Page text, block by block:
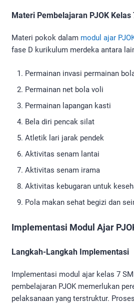
Materi Pembelajaran PJOK Kelas
Materi pokok dalam modul ajar
fase D kurikulum merdeka antara
Permainan invasi permainan
Permainan net bola voli
Permainan lapangan kasti
Bela diri pencak silat
Atletik lari jarak pendek
Aktivitas senam lantai
Aktivitas senam irama
Aktivitas kebugaran untuk
Pola makan sehat begizi dan
Implementasi Modul Ajar
Langkah-Langkah Implementasi
Implementasi modul ajar kelas 7
pembelajaran PJOK memerlukan
pelaksanaan yang terstruktur.